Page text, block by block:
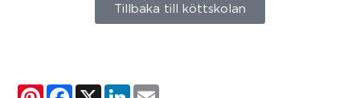
Tillbaka till köttskolan
PinterestFacebook
X LinkedIn